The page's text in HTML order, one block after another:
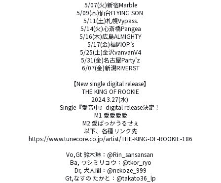
5/07(火)新宿Marble
5/09(木)仙台FLYING SON
5/11(土)札幌Vypass.
5/14(火)心斎橋Pangea
5/16(木)広島ALMIGHTY
5/17(金)福岡OP’s
5/25(土)金沢vanvanV4
5/31(金)名古屋Party’z
6/07(金)新潟RIVERST
【New single digital release】
THE KING OF ROOKIE
2024.3.27(水)
Single『愛音中』digital release決定！
M1 愛愛愛愛
M2 愛ばっかうるせぇ
以下、各種リンク先
https://www.tunecore.co.jp/artist/THE-KING-OF-ROOKIE-186
Vo,Gt 鈴木琳：@Rin_sansansan
Ba, ワシミリョウ：@tkor_ryo
Dr, 犬人間：@nekoze_999
Gt,なすの たかと：@takato36_lp